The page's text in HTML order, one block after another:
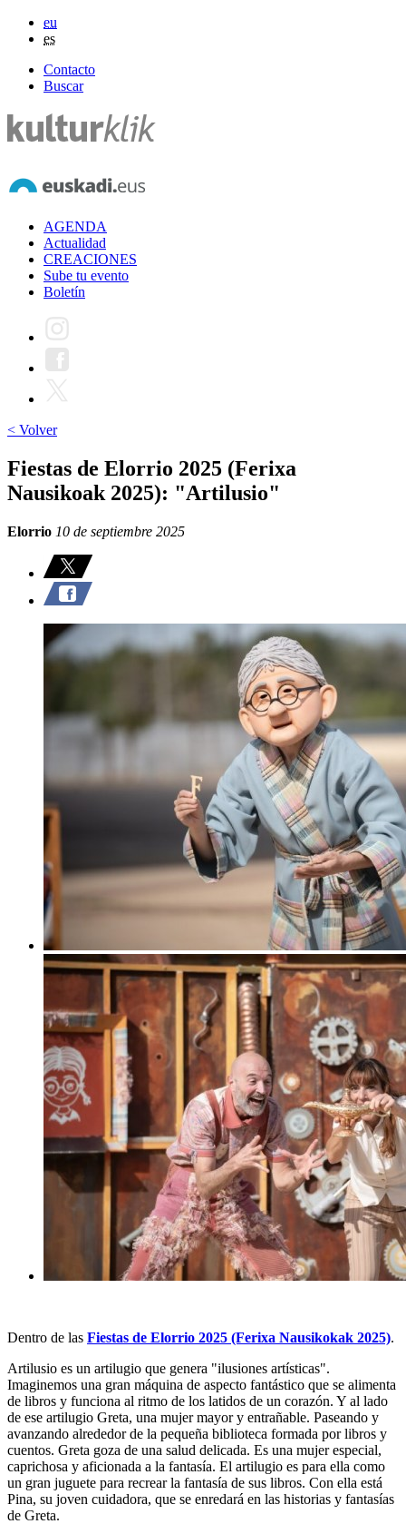
eu
es
Contacto
Buscar
AGENDA
Actualidad
CREACIONES
Sube tu evento
Boletín
< Volver
Fiestas de Elorrio 2025 (Ferixa
Nausikoak 2025): "Artilusio"
Elorrio 10 de septiembre 2025
Dentro de las Fiestas de Elorrio 2025 (Ferixa Nausikokak 2025).
Artilusio es un artilugio que genera "ilusiones artísticas".
Imaginemos una gran máquina de aspecto fantástico que se alimenta
de libros y funciona al ritmo de los latidos de un corazón. Y al lado
de ese artilugio Greta, una mujer mayor y entrañable. Paseando y
avanzando alrededor de la pequeña biblioteca formada por libros y
cuentos. Greta goza de una salud delicada. Es una mujer especial,
caprichosa y aficionada a la fantasía. El artilugio es para ella como
un gran juguete para recrear la fantasía de sus libros. Con ella está
Pina, su joven cuidadora, que se enredará en las historias y fantasías
de Greta.